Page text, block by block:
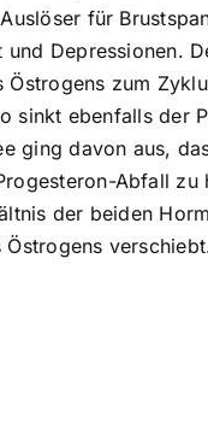
für
und Depressionen.
Östrogens zum
sinkt ebenfalls der
ging davon aus,
Abfall zu
der beiden
Östrogens